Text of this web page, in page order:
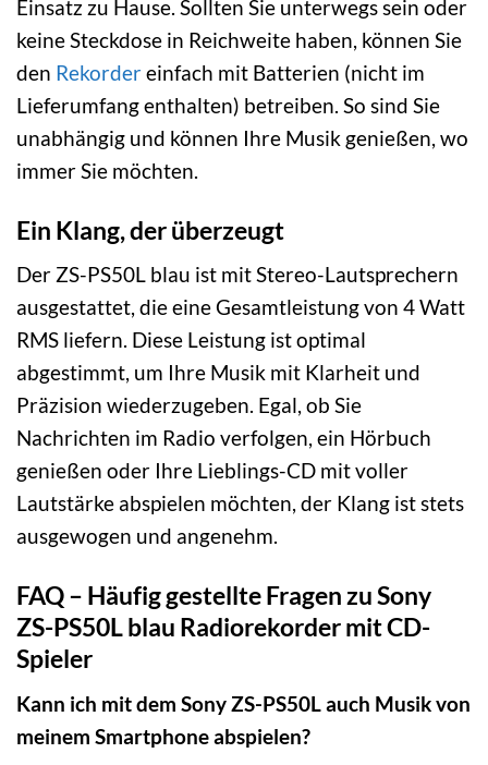
Einsatz zu Hause. Sollten Sie unterwegs sein oder
keine Steckdose in Reichweite haben, können Sie
den Rekordereinfach mit Batterien (nicht im
Lieferumfang enthalten) betreiben. So sind Sie
unabhängig und können Ihre Musik genießen, wo
immer Sie möchten.
Ein Klang, der überzeugt
Der ZS-PS50L blau ist mit Stereo-Lautsprechern
ausgestattet, die eine Gesamtleistung von 4 Watt
RMS liefern. Diese Leistung ist optimal
abgestimmt, um Ihre Musik mit Klarheit und
Präzision wiederzugeben. Egal, ob Sie
Nachrichten im Radio verfolgen, ein Hörbuch
genießen oder Ihre Lieblings-CD mit voller
Lautstärke abspielen möchten, der Klang ist stets
ausgewogen und angenehm.
FAQ – Häufig gestellte Fragen zu Sony
ZS-PS50L blau Radiorekorder mit CD-
Spieler
Kann ich mit dem Sony ZS-PS50L auch Musik von
meinem Smartphone abspielen?